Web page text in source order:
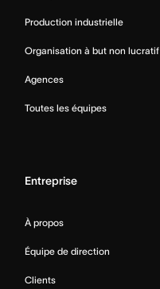
Production industrielle
Organisation à but non lucratif
Agences
Toutes les équipes
Entreprise
À propos
Équipe de direction
Clients